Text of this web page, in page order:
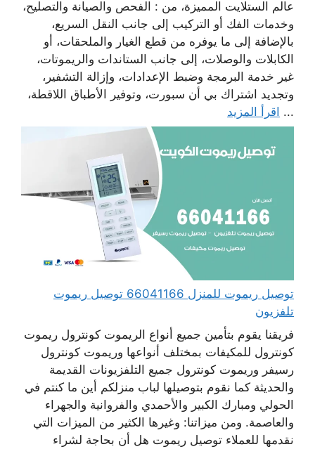
عالم الستلايت المميزة، من : الفحص والصيانة والتصليح،
وخدمات الفك أو التركيب إلى جانب النقل السريع،
بالإضافة إلى ما يوفره من قطع الغيار والملحقات، أو
الكابلات والوصلات، إلى جانب الستاندات والريموتات،
غير خدمة البرمجة وضبط الإعدادات، وإزالة التشفير،
وتجديد اشتراك بي أن سبورت، وتوفير الأطباق اللاقطة،
... اقرأ المزيد
توصيل ريموت للمنزل 66041166 توصيل ريموت
تلفزيون
فريقنا يقوم بتأمين جميع أنواع الريموت كونترول ريموت
كونترول للمكيفات بمختلف أنواعها وريموت كونترول
رسيفر وريموت كونترول جميع التلفزيونات القديمة
والحديثة كما نقوم بتوصيلها لباب منزلكم أين ما كنتم في
الحولي ومبارك الكبير والأحمدي والفروانية والجهراء
والعاصمة. ومن ميزاتنا: وغيرها الكثير من الميزات التي
نقدمها للعملاء توصيل ريموت هل أن بحاجة لشراء